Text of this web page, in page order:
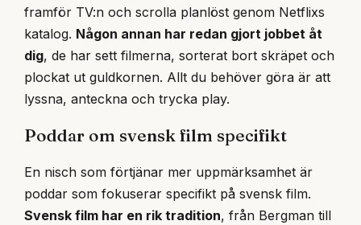
framför TV:n och scrolla planlöst genom Netflixs
katalog. Någon annan har redan gjort jobbet åt
dig, de har sett filmerna, sorterat bort skräpet och
plockat ut guldkornen. Allt du behöver göra är att
lyssna, anteckna och trycka play.
Poddar om svensk film specifikt
En nisch som förtjänar mer uppmärksamhet är
poddar som fokuserar specifikt på svensk film.
Svensk film har en rik tradition, från Bergman till